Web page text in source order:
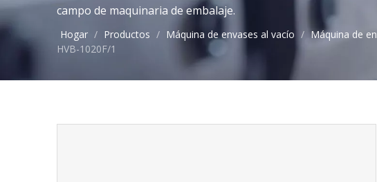
campo de maquinaria de embalaje.
Hogar / Productos / Máquina de envases al vacío / Máquina de
HVB-1020F/1